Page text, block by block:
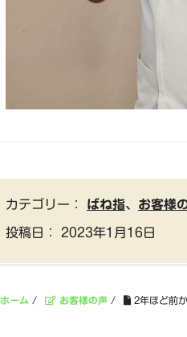
カテゴリー： ばね指、 お客様
投稿日： 2023年1月16日
ホーム / お客様の声 / 2年ほど前